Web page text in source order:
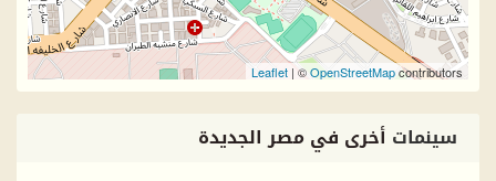
Leaflet | ©OpenStreetMapcontributors
سينمات أخرى في مصر الجديدة